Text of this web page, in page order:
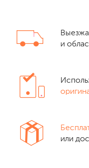
и
или